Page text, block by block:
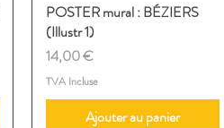
Aperçu rapide
POSTER mural : BÉZIERS
(Illustr 1)
Prix
14,00 €
TVA Incluse
Ajouter au panier